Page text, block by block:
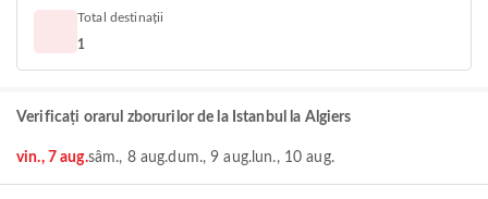
Total destinații
1
Verificați orarul zborurilor de la Istanbul la Algiers
vin., 7 aug.sâm., 8 aug.dum., 9 aug. lun., 10 aug.